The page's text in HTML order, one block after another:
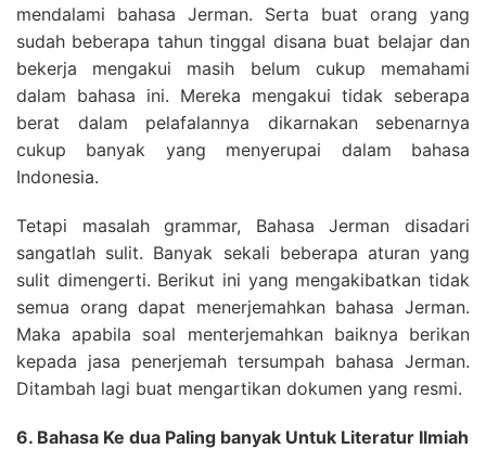
mendalami bahasa Jerman. Serta buat orang yang
sudah beberapa tahun tinggal disana buat belajar dan
bekerja mengakui masih belum cukup memahami
dalam bahasa ini. Mereka mengakui tidak seberapa
berat dalam pelafalannya dikarnakan sebenarnya
cukup banyak yang menyerupai dalam bahasa
Indonesia.
Tetapi masalah grammar, Bahasa Jerman disadari
sangatlah sulit. Banyak sekali beberapa aturan yang
sulit dimengerti. Berikut ini yang mengakibatkan tidak
semua orang dapat menerjemahkan bahasa Jerman.
Maka apabila soal menterjemahkan baiknya berikan
kepada jasa penerjemah tersumpah bahasa Jerman.
Ditambah lagi buat mengartikan dokumen yang resmi.
6. Bahasa Ke dua Paling banyak Untuk Literatur Ilmiah